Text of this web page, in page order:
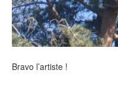
Bravo l’artiste !